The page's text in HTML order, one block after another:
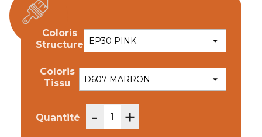
Coloris
Structure
Coloris
Tissu
Quantité - +